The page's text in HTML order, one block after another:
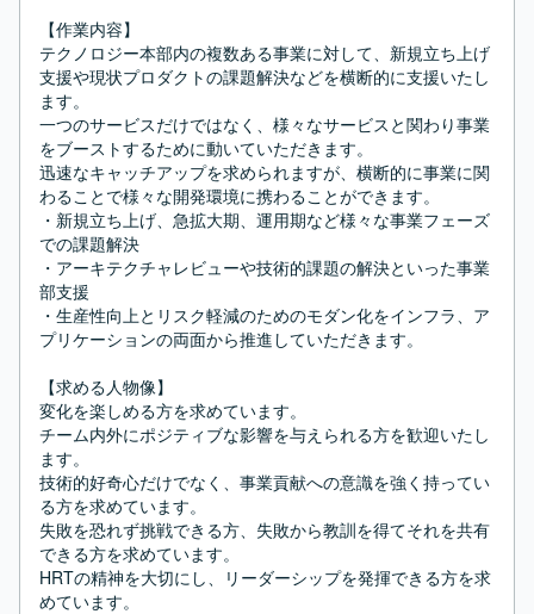
【作業内容】
テクノロジー本部内の複数ある事業に対して、新規立ち上げ
支援や現状プロダクトの課題解決などを横断的に支援いたし
ます。
一つのサービスだけではなく、様々なサービスと関わり事業
をブーストするために動いていただきます。
迅速なキャッチアップを求められますが、横断的に事業に関
わることで様々な開発環境に携わることができます。
・新規立ち上げ、急拡大期、運用期など様々な事業フェーズ
での課題解決
・アーキテクチャレビューや技術的課題の解決といった事業
部支援
・生産性向上とリスク軽減のためのモダン化をインフラ、ア
プリケーションの両面から推進していただきます。
【求める人物像】
変化を楽しめる方を求めています。
チーム内外にポジティブな影響を与えられる方を歓迎いたし
ます。
技術的好奇心だけでなく、事業貢献への意識を強く持ってい
る方を求めています。
失敗を恐れず挑戦できる方、失敗から教訓を得てそれを共有
できる方を求めています。
HRTの精神を大切にし、リーダーシップを発揮できる方を求
めています。